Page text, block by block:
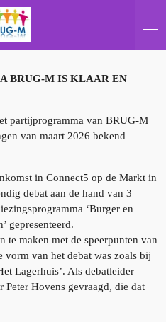
BRUG-M IS KLAAR EN
partijprogramma van BRUG-M
van maart 2026 bekend
in Connect5 op de Markt in
debat aan de hand van 3
‘Burger en
gepresenteerd.
te maken met de speerpunten van
vorm van het debat was zoals bij
Lagerhuis’. Als debatleider
Hovens gevraagd, die dat